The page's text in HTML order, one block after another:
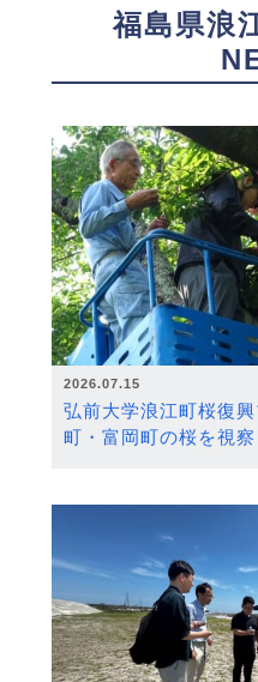
福島県浪
2026.07.15
弘前大学浪江町桜復
町・富岡町の桜を視察